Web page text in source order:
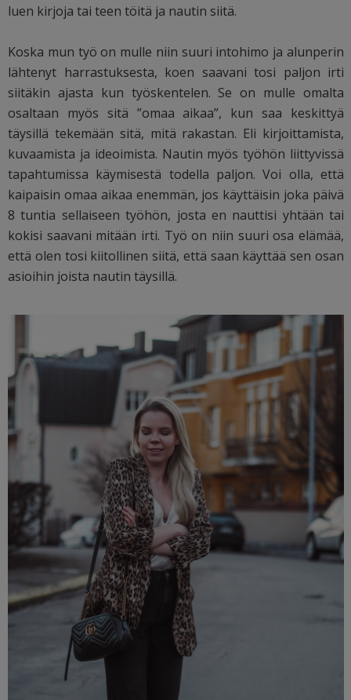
luen kirjoja tai teen töitä ja nautin siitä.
Koska mun työ on mulle niin suuri intohimo ja alunperin
lähtenyt harrastuksesta, koen saavani tosi paljon irti
siitäkin ajasta kun työskentelen. Se on mulle omalta
osaltaan myös sitä ”omaa aikaa”, kun saa keskittyä
täysillä tekemään sitä, mitä rakastan. Eli kirjoittamista,
kuvaamista ja ideoimista. Nautin myös työhön liittyvissä
tapahtumissa käymisestä todella paljon. Voi olla, että
kaipaisin omaa aikaa enemmän, jos käyttäisin joka päivä
8 tuntia sellaiseen työhön, josta en nauttisi yhtään tai
kokisi saavani mitään irti. Työ on niin suuri osa elämää,
että olen tosi kiitollinen siitä, että saan käyttää sen osan
asioihin joista nautin täysillä.